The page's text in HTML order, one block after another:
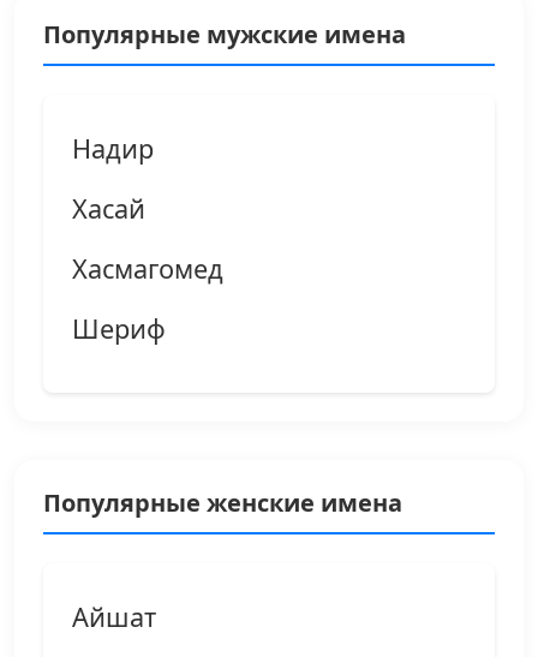
Популярные мужские имена
Надир
Хасай
Хасмагомед
Шериф
Популярные женские имена
Айшат